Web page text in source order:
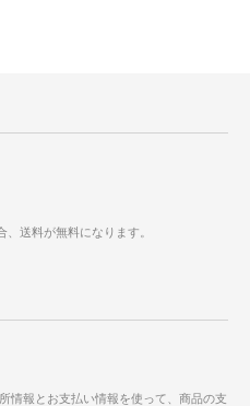
、送料が無料になります。
情報とお支払い情報を使って、商品の支